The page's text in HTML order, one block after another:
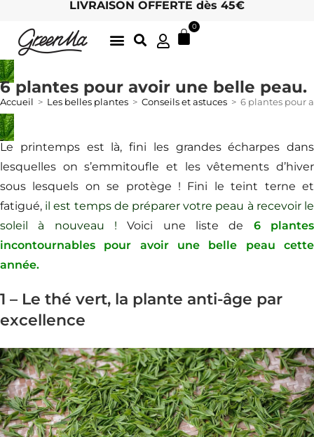
LIVRAISON OFFERTE dès 45€
0
6 plantes pour avoir une belle peau.
Accueil > Les belles plantes > Conseils et astuces > 6 plantes pour
Le printemps est là, fini les grandes écharpes dans
lesquelles on s’emmitoufle et les vêtements d’hiver
sous lesquels on se protège ! Fini le teint terne et
fatigué, il est temps de préparer votre peau à recevoir le
soleil à nouveau !Voici une liste de 6 plantes
incontournables pour avoir une belle peau cette
année.
1 – Le thé vert, la plante anti-âge par
excellence